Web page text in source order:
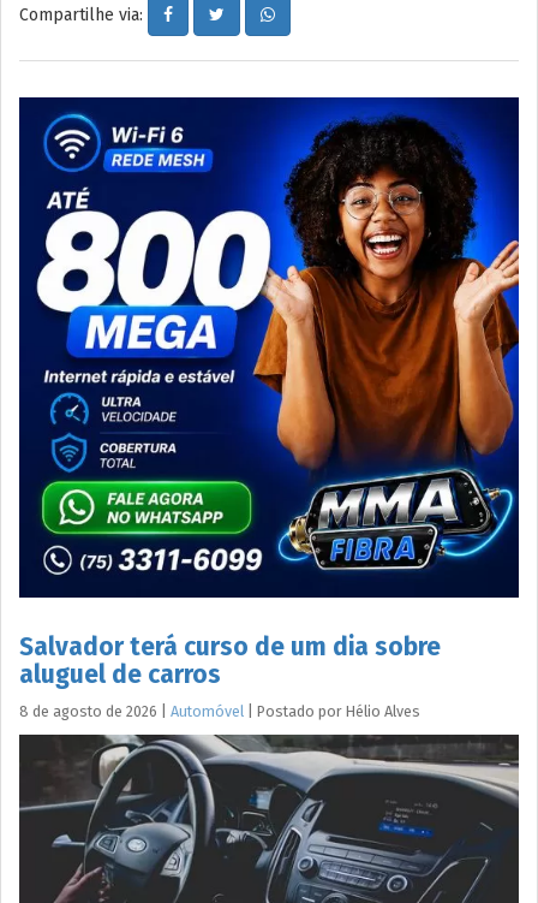
Compartilhe via:
Salvador terá curso de um dia sobre
aluguel de carros
8 de agosto de 2026 Automóvel Postado por Hélio Alves